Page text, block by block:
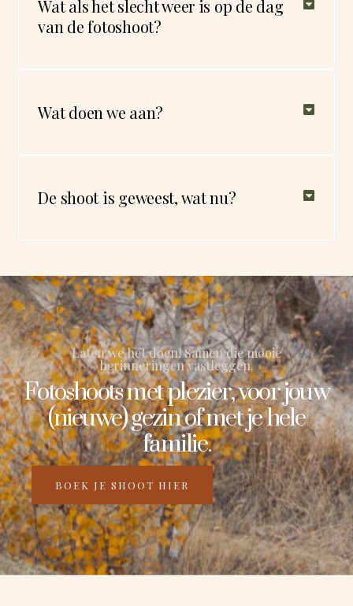
Wat als het slecht weer is op de dag
van de fotoshoot?
Wat doen we aan?
De shoot is geweest, wat nu?
Laten we het doen! Samen die mooie
herinneringen vastleggen.
Fotoshoots met plezier, voor jouw
(nieuwe) gezin of met je hele
familie.
BOEK JE SHOOT HIER